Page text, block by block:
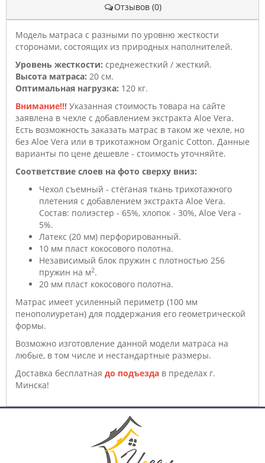
Отзывов (0)
Модель матраса с разными по уровню жесткости
сторонами, состоящих из природных наполнителей.
Уровень жесткости: среднежесткий / жесткий.
Высота матраса: 20 см.
Оптимальная нагрузка: 120 кг.
Внимание!!! Указанная стоимость товара на сайте
заявлена в чехле с добавлением экстракта Aloe Vera.
Есть возможность заказать матрас в таком же чехле, но
без Aloe Vera или в трикотажном Organic Cotton. Данные
варианты по цене дешевле - стоимость уточняйте.
Соответствие слоев на фото сверху вниз:
Чехол съемный - стёганая ткань трикотажного
плетения с добавлением экстракта Aloe Vera.
Состав: полиэстер - 65%, хлопок - 30%, Aloe Vera -
5%.
Латекс (20 мм) перфорированный.
10 мм пласт кокосового полотна.
Независимый блок пружин с плотностью 256
пружин на м2.
20 мм пласт кокосового полотна.
Матрас имеет усиленный периметр (100 мм
пенополиуретан) для поддержания его геометрической
формы.
Возможно изготовление данной модели матраса на
любые, в том числе и нестандартные размеры.
Доставка бесплатная до подъезда в пределах г.
Минска!